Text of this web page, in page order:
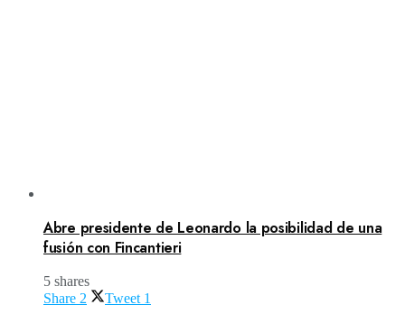
Abre presidente de Leonardo la posibilidad de una
fusión con Fincantieri
5 shares
Share 2 Tweet 1